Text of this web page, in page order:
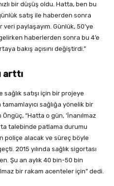
bir düşüş oldu. Hatta, ben bu
satış ile haberden sonra
veri paylaşayım. Günlük, 50’ye
haberlerden sonra bu 4’e
bakış açısını değiştirdi.”
arttı
sağlık satışı için bir projeye
tamamlayıcı sağlığa yönelik bir
“Hatta o gün, ’İnanılmaz
talebinde patlama durumu
poliçe alacak ve süreç böyle
2015 yılında sağlık sigortası
Şu an aylık 40 bin-50 bin
bir rakam acenteler için” dedi.